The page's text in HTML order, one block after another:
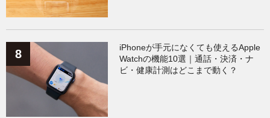
iPhoneが手元になくても使えるApple
Watchの機能10選｜通話・決済・ナ
ビ・健康計測はどこまで動く？